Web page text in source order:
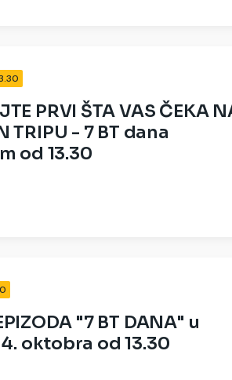
PRVI ŠTA VAS ČEKA
TRIPU - 7 BT dana
od 13.30
"7 BT DANA" u
oktobra od 13.30